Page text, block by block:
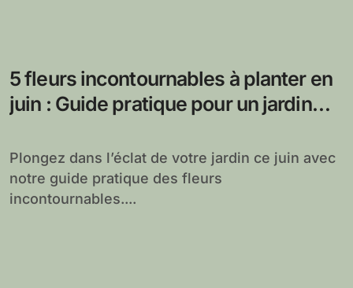
5 fleurs incontournables à planter en
juin : Guide pratique pour un jardin
Plongez dans l’éclat de votre jardin ce juin avec
notre guide pratique des fleurs
incontournables....